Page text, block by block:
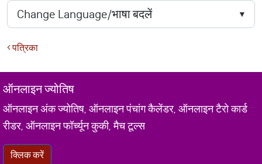
पत्रिका
ऑनलाइन ज्योतिष
ऑनलाइन अंक ज्योतिष, ऑनलाइन पंचांग कैलेंडर, ऑनलाइन टैरो कार्ड
रीडर, ऑनलाइन फॉर्च्यून कुकी, मैच टूल्स
क्लिक करें